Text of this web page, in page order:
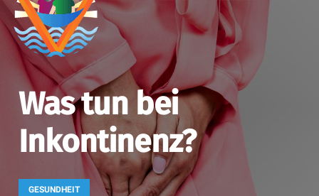
Was tun bei
Inkontinenz?
GESUNDHEIT